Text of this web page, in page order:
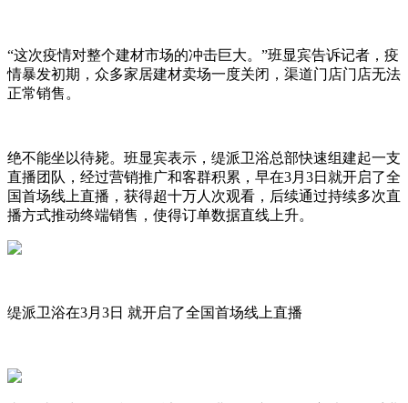
“这次疫情对整个建材市场的冲击巨大。”班显宾告诉记者，疫
情暴发初期，众多家居建材卖场一度关闭，渠道门店门店无法
正常销售。
绝不能坐以待毙。班显宾表示，缇派卫浴总部快速组建起一支
直播团队，经过营销推广和客群积累，早在3月3日就开启了全
国首场线上直播，获得超十万人次观看，后续通过持续多次直
播方式推动终端销售，使得订单数据直线上升。
缇派卫浴在3月3日 就开启了全国首场线上直播